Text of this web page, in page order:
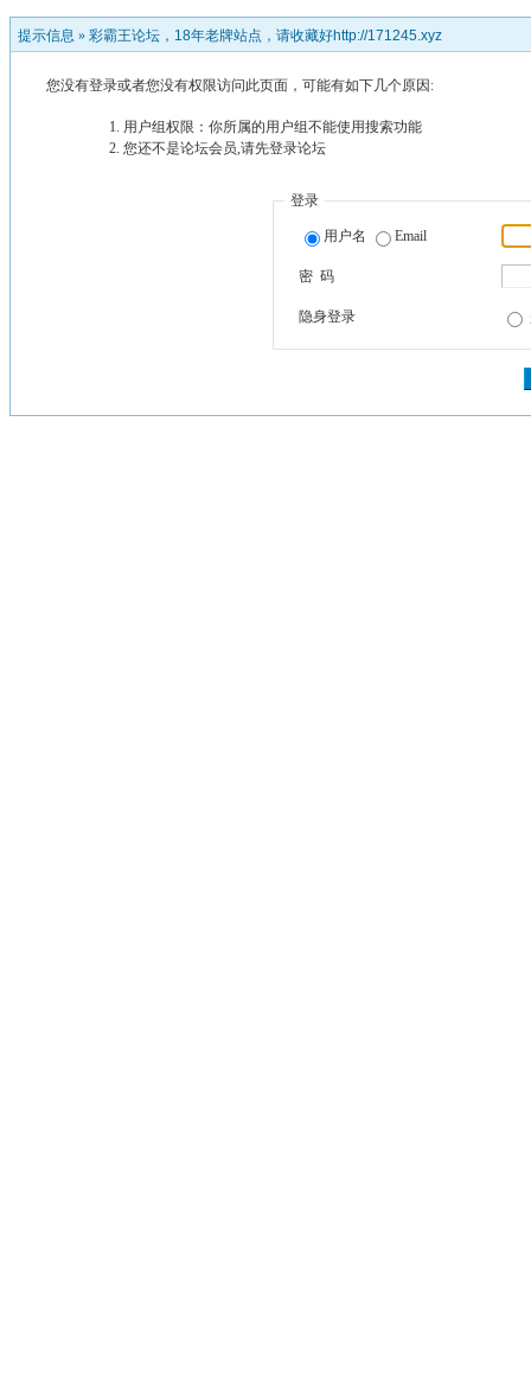
提示信息 » 彩霸王论坛，18年老牌站点，请收藏好http://171245.xyz
您没有登录或者您没有权限访问此页面，可能有如下几个原因:
用户组权限：你所属的用户组不能使用搜索功能
您还不是论坛会员,请先登录论坛
登录
用户名 Email
密 码
隐身登录